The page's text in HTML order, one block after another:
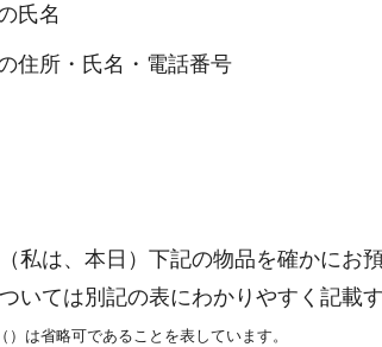
氏名
住所・氏名・電話番号
私は、本日）下記の物品を確かにお
いては別記の表にわかりやすく記載
）は省略可であることを表しています。